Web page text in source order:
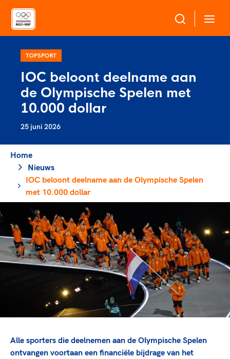
Over NOC*NSF
Sportagenda 2032
Leden
Raad van Toezicht en Bestuur
Merkbescherming NOC*NSF
Onze partners
Sportonderzoek
Sportakkoord II
Game Changer
TeamNL kids
Sportdeelname
Bonden en professionals in de sport
Beleidsmedewerkers
Clubbestuurders
Coördinatoren en opleiders
Trainer-coaches
Officials
Veilige en integere sport
Diversiteit en inclusie
Gezonde sportomgeving
Bekwaam sportkader
Vitale clubs en bestuurlijk kader
Sportmatch
Topsport
Voor talentvolle sporters
Atletencommissie
Paralympische Talentdag
TeamNL Academie Kalender
Kennisaanbod TeamNL Experts
TeamNL Sport Science Centre
Paralympische Spelen LA28
Europese Spelen Istanbul 2027
Voor bonden
Pers
TOPSPORT
IOC beloont deelname aan
de Olympische Spelen met
10.000 dollar
25 juni 2026
Home
Nieuws
IOC beloont deelname aan de Olympische Spelen
met 10.000 dollar
Alle sporters die deelnemen aan de Olympische Spelen
ontvangen voortaan een financiële bijdrage van het